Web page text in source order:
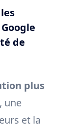
de
plus
, une
et la